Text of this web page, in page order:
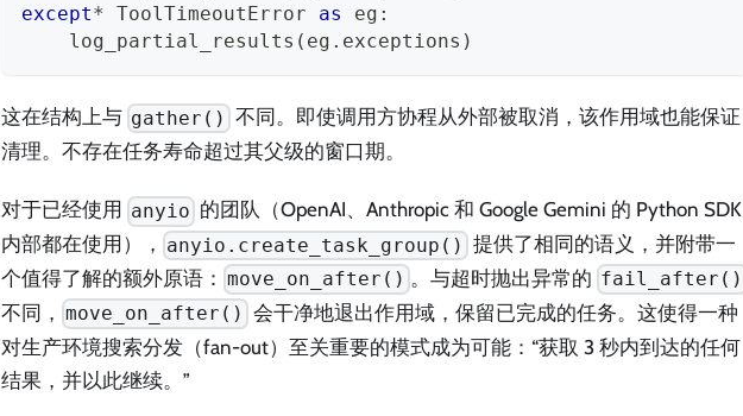
except* ToolTimeoutError as eg :
    log_partial_results
( eg . exceptions )
这在结构上与 gather() 不同。即使调用方协程从外部被取消，该作用域也能保证
清理。不存在任务寿命超过其父级的窗口期。
对于已经使用 anyio 的团队（OpenAI、Anthropic 和 Google Gemini 的 Python SDK
内部都在使用）， anyio.create_task_group() 提供了相同的语义，并附带一
个值得了解的额外原语： move_on_after() 。与超时抛出异常的 fail_after()
不同， move_on_after() 会干净地退出作用域，保留已完成的任务。这使得一种
对生产环境搜索分发（fan-out）至关重要的模式成为可能：“获取 3 秒内到达的任何
结果，并以此继续。”